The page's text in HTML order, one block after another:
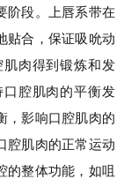
阶段。上唇系带在
贴合，保证吸吮动
肉得到锻炼和发
腔肌肉的平衡发
，影响口腔肌肉的
腔肌肉的正常运动
的整体功能，如咀